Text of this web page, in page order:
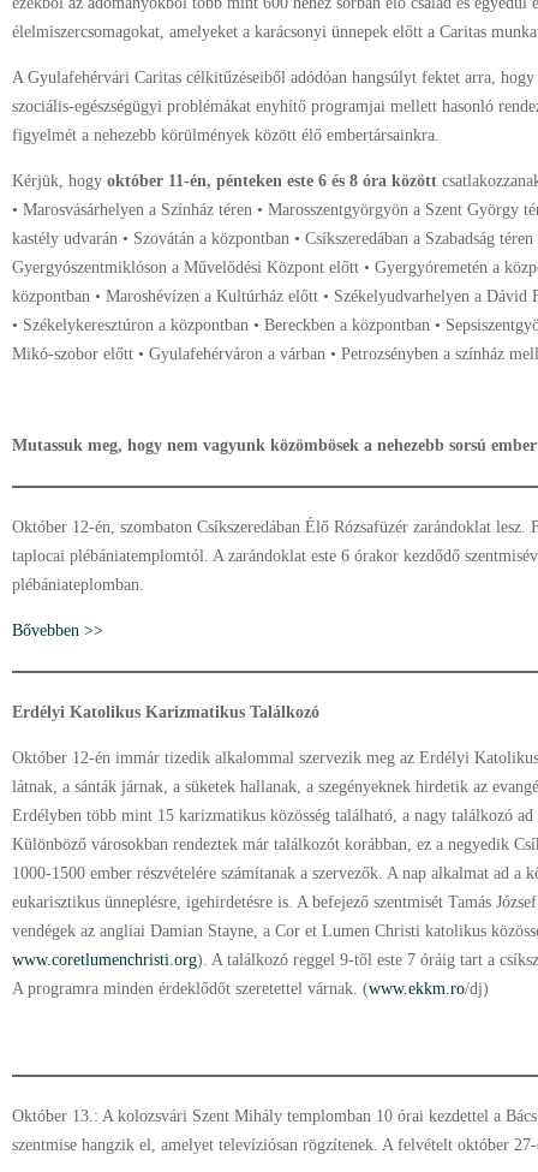
élelmiszercsomagokat, amelyeket a karácsonyi ünnepek előtt a Caritas
A Gyulafehérvári Caritas célkitűzéseiből adódóan hangsúlyt fektet arra, hogy
szociális-egészségügyi problémákat enyhítő programjai mellett hasonló
figyelmét a nehezebb körülmények között élő embertársainkra.
Kérjük, hogy október 11-én, pénteken este 6 és 8 óra között
• Marosvásárhelyen a Színház téren • Marosszentgyörgyön a Szent György
kastély udvarán • Szovátán a központban • Csíkszeredában a Szabadság
Gyergyószentmiklóson a Művelődési Központ előtt • Gyergyóremetén a
központban • Maroshévízen a Kultúrház előtt • Székelyudvarhelyen a Dávid
• Székelykeresztúron a központban • Bereckben a központban •
Mikó-szobor előtt • Gyulafehérváron a várban • Petrozsényben a színház
Mutassuk meg, hogy nem vagyunk közömbösek a nehezebb sorsú
Október 12-én, szombaton Csíkszeredában Élő Rózsafüzér zarándoklat lesz.
taplocai plébániatemplomtól. A zarándoklat este 6 órakor kezdődő
plébániateplomban.
Bővebben >>
Erdélyi Katolikus Karizmatikus Találkozó
Október 12-én immár tizedik alkalommal szervezik meg az Erdélyi
látnak, a sánták járnak, a süketek hallanak, a szegényeknek hirdetik az
Erdélyben több mint 15 karizmatikus közösség található, a nagy találkozó
Különböző városokban rendeztek már találkozót korábban, ez a negyedik
1000-1500 ember részvételére számítanak a szervezők. A nap alkalmat ad a
eukarisztikus ünneplésre, igehirdetésre is. A befejező szentmisét Tamás
vendégek az angliai Damian Stayne, a Cor et Lumen Christi katolikus
www.coretlumenchristi.org). A találkozó reggel 9-től este 7 óráig tart a
A programra minden érdeklődőt szeretettel várnak. (www.ekkm.ro/dj)
Október 13.: A kolozsvári Szent Mihály templomban 10 órai kezdettel a
szentmise hangzik el, amelyet televíziósan rögzítenek. A felvételt október